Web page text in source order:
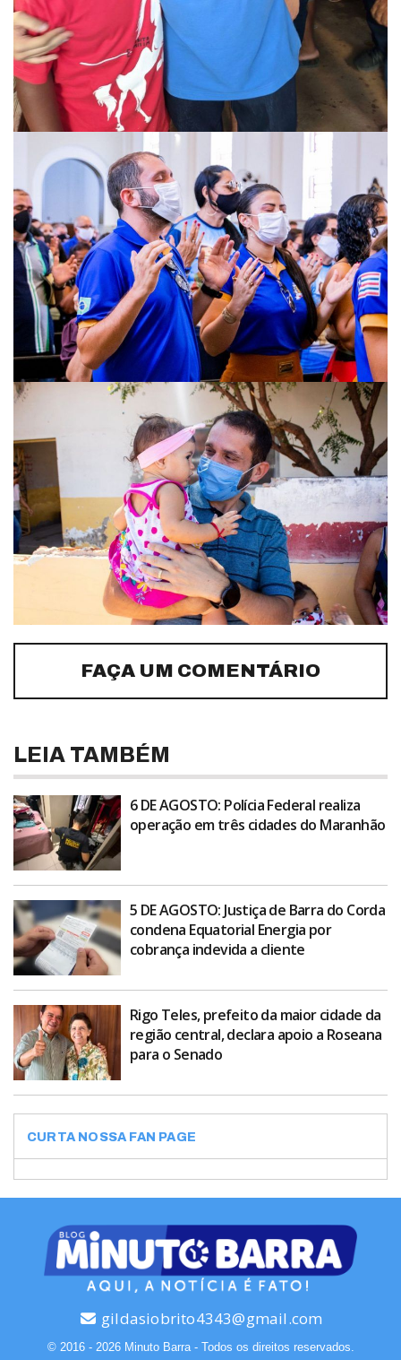
FAÇA UM COMENTÁRIO
LEIA TAMBÉM
6 DE AGOSTO: Polícia Federal realiza
operação em três cidades do Maranhão
5 DE AGOSTO: Justiça de Barra do Corda
condena Equatorial Energia por
cobrança indevida a cliente
Rigo Teles, prefeito da maior cidade da
região central, declara apoio a Roseana
para o Senado
CURTA NOSSA FAN PAGE
gildasiobrito4343@gmail.com
© 2016 - 2026 Minuto Barra - Todos os direitos reservados.